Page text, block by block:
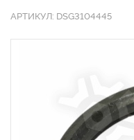
АРТИКУЛ: DSG3104445